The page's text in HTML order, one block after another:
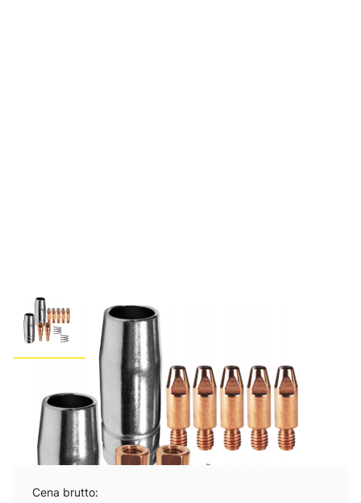
OSPRZĘT DO UCHWYTU MB25
MIGOMAT AKCESORIA MIG/MAG
Cena brutto: